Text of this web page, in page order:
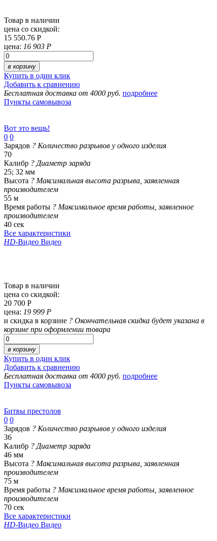
Товар в наличии
цена со скидкой:
15 550.76 Р
цена: 16 903 Р
в корзину
Купить в один клик
Добавить к сравнению
Бесплатная доставка от 4000 руб. подробнее
Пункты самовывоза
Вот это вещь!
0 0
Зарядов ? Количество разрывов у одного изделия
70
Калибр ? Диаметр заряда
25; 32 мм
Высота ? Максимальная высота разрыва, заявленная
производителем
55 м
Время работы ? Максимальное время работы, заявленное
производителем
40 сек
Все характеристики
HD-Видео Видео
Товар в наличии
цена со скидкой:
20 700 Р
цена: 19 999 Р
и скидка в корзине ? Окончательная скидка будет указана в
корзине при оформлении товара
в корзину
Купить в один клик
Добавить к сравнению
Бесплатная доставка от 4000 руб. подробнее
Пункты самовывоза
Битвы престолов
0 0
Зарядов ? Количество разрывов у одного изделия
36
Калибр ? Диаметр заряда
46 мм
Высота ? Максимальная высота разрыва, заявленная
производителем
75 м
Время работы ? Максимальное время работы, заявленное
производителем
70 сек
Все характеристики
HD-Видео Видео